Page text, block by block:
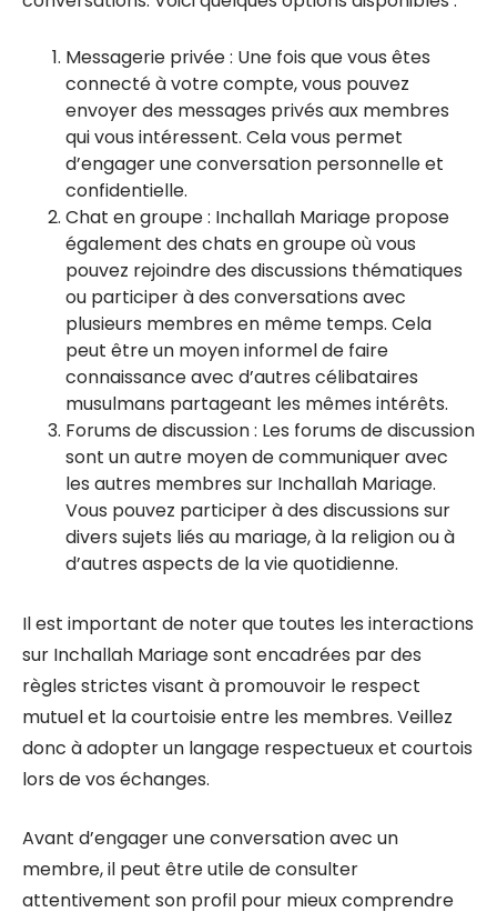
Messagerie privée : Une fois que vous êtes
connecté à votre compte, vous pouvez
envoyer des messages privés aux membres
qui vous intéressent. Cela vous permet
d’engager une conversation personnelle et
confidentielle.
Chat en groupe : Inchallah Mariage propose
également des chats en groupe où vous
pouvez rejoindre des discussions thématiques
ou participer à des conversations avec
plusieurs membres en même temps. Cela
peut être un moyen informel de faire
connaissance avec d’autres célibataires
musulmans partageant les mêmes intérêts.
Forums de discussion : Les forums de discussion
sont un autre moyen de communiquer avec
les autres membres sur Inchallah Mariage.
Vous pouvez participer à des discussions sur
divers sujets liés au mariage, à la religion ou à
d’autres aspects de la vie quotidienne.
Il est important de noter que toutes les interactions
sur Inchallah Mariage sont encadrées par des
règles strictes visant à promouvoir le respect
mutuel et la courtoisie entre les membres. Veillez
donc à adopter un langage respectueux et courtois
lors de vos échanges.
Avant d’engager une conversation avec un
membre, il peut être utile de consulter
attentivement son profil pour mieux comprendre